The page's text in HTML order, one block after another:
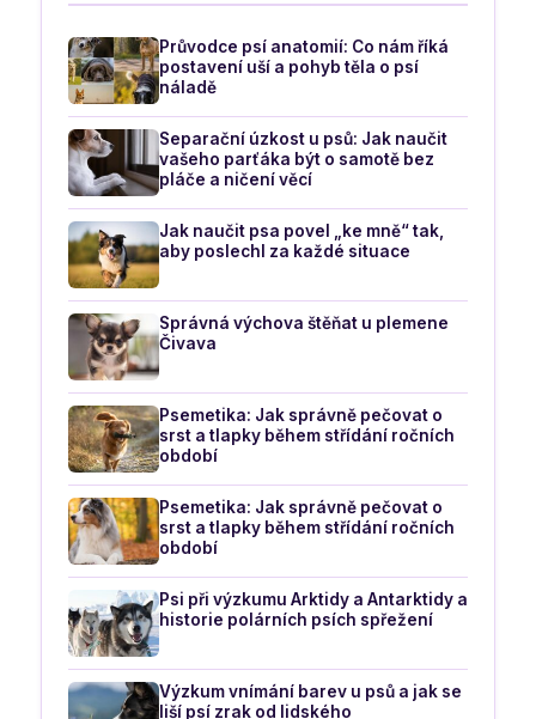
Průvodce psí anatomií: Co nám říká
postavení uší a pohyb těla o psí
náladě
Separační úzkost u psů: Jak naučit
vašeho parťáka být o samotě bez
pláče a ničení věcí
Jak naučit psa povel „ke mně“ tak,
aby poslechl za každé situace
Správná výchova štěňat u plemene
Čivava
Psemetika: Jak správně pečovat o
srst a tlapky během střídání ročních
období
Psemetika: Jak správně pečovat o
srst a tlapky během střídání ročních
období
Psi při výzkumu Arktidy a Antarktidy a
historie polárních psích spřežení
Výzkum vnímání barev u psů a jak se
liší psí zrak od lidského